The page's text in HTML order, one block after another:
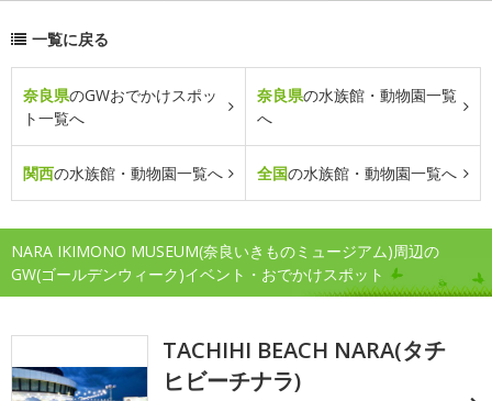
一覧に戻る
奈良県のGWおでかけスポッ
ト一覧へ
奈良県の水族館・動物園一覧
へ
関西の水族館・動物園一覧へ 全国の水族館・動物園一覧へ
NARA IKIMONO MUSEUM(奈良いきものミュージアム)周辺の
GW(ゴールデンウィーク)イベント・おでかけスポット
TACHIHI BEACH NARA(タチ
ヒビーチナラ)